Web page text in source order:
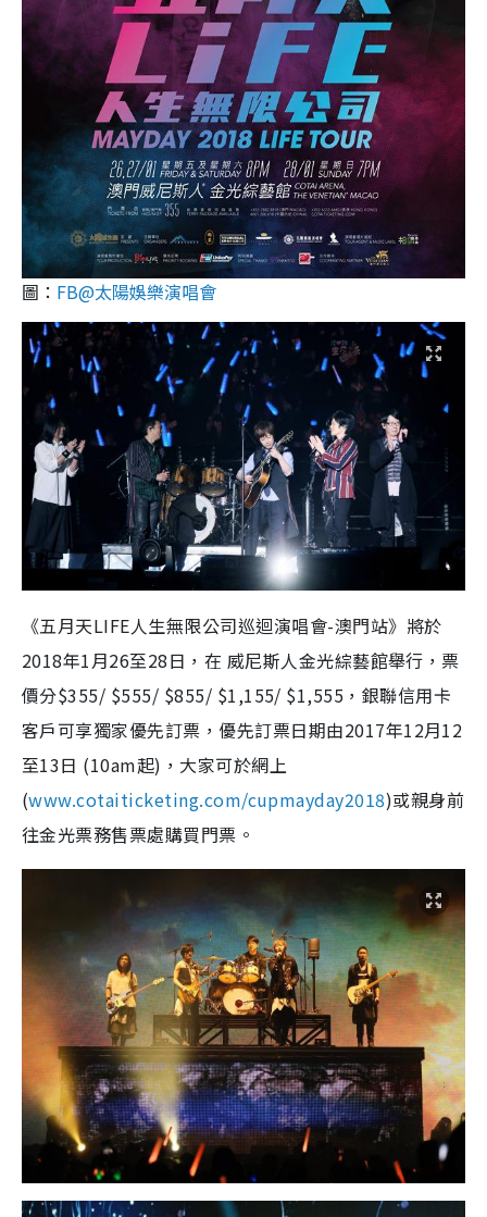
圖： FB@太陽娛樂演唱會
《五月天LIFE人生無限公司巡迴演唱會-澳門站》將於
2018年1月26至28日，在 威尼斯人金光綜藝館舉行，票
價分$355/ $555/ $855/ $1,155/ $1,555，銀聯信用卡
客戶可享獨家優先訂票，優先訂票日期由2017年12月12
至13日 (10am起)，大家可於網上
(www.cotaiticketing.com/cupmayday2018)或親身前
往金光票務售票處購買門票。